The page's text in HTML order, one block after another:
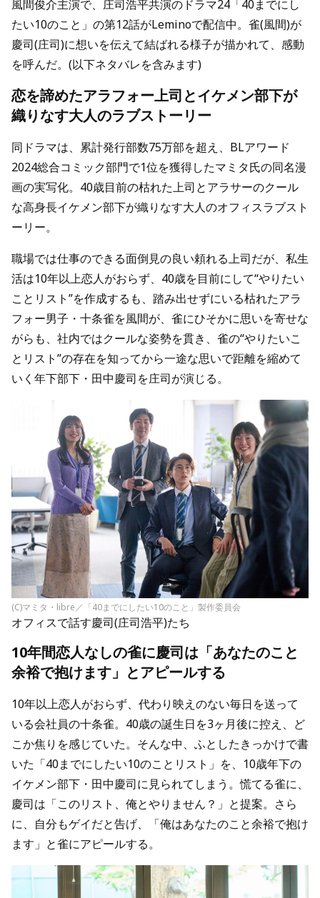
風間俊介主演で、庄司浩平共演のドラマ24「40までにし
たい10のこと」の第12話がLeminoで配信中。雀(風間)が
慶司(庄司)に想いを伝えて結ばれる様子が描かれて、感動
を呼んだ。(以下ネタバレを含みます)
恋を諦めたアラフォー上司とイケメン部下が
織りなす大人のラブストーリー
同ドラマは、累計発行部数75万部を超え、BLアワード
2024総合コミック部門で1位を獲得したマミタ氏の同名漫
画の実写化。40歳目前の枯れた上司とアラサーのクール
な高身長イケメン部下が織りなす大人のオフィスラブスト
ーリー。
職場では仕事のできる面倒見の良い頼れる上司だが、私生
活は10年以上恋人がおらず、40歳を目前にして“やりたい
ことリスト”を作成するも、踏み出せずにいる枯れたアラ
フォー男子・十条雀を風間が、雀にひそかに思いを寄せな
がらも、社内ではクールな姿勢を貫き、雀の“やりたいこ
とリスト”の存在を知ってから一途な思いで距離を縮めて
いく年下部下・田中慶司を庄司が演じる。
(C)マミタ・libre／「40までにしたい10のこと」製作委員会
オフィスで話す慶司(庄司浩平)たち
10年間恋人なしの雀に慶司は「あなたのこと
余裕で抱けます」とアピールする
10年以上恋人がおらず、代わり映えのない毎日を送って
いる会社員の十条雀。40歳の誕生日を3ヶ月後に控え、ど
こか焦りを感じていた。そんな中、ふとしたきっかけで書
いた「40までにしたい10のことリスト」を、10歳年下の
イケメン部下・田中慶司に見られてしまう。慌てる雀に、
慶司は「このリスト、俺とやりません？」と提案。さら
に、自分もゲイだと告げ、「俺はあなたのこと余裕で抱け
ます」と雀にアピールする。